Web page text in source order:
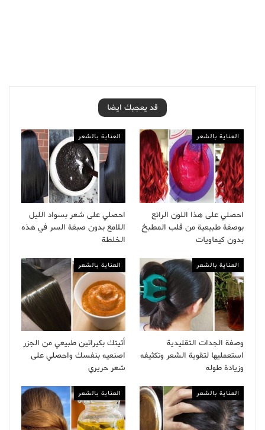
قد يعجبك ايضا
العناية بالشعر
احصلي على هذا اللون الرائع
بوصفة طبيعية من قلب المطبخ
بدون كيماويات
العناية بالشعر
احصلي على شعر بسواد الليل
اللامع بدون صبغة السر في هذه
الخلطة
العناية بالشعر
وصفة الجدات التقليدية
استعمليها لتقوية الشعر وتكثيفه
وزيادة طوله
العناية بالشعر
أتيتك بكيراتين طبيعي من الجزر
اصنعيه بنفسك واحصلي على
شعر حريري
العناية بالشعر العناية بالشعر